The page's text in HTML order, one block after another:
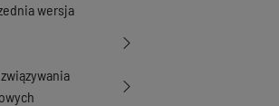
wersja